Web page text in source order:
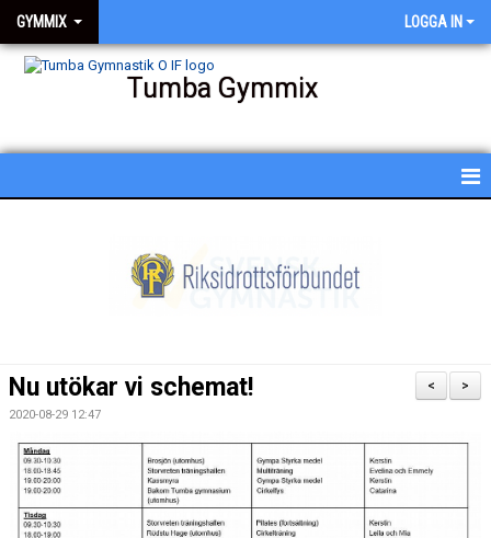
GYMMIX LOGGA IN
Tumba Gymmix
BESKRIVNING AV PASSEN
BILDGALLERI
>
<
Nu utökar vi schemat!
2020-08-29 12:47